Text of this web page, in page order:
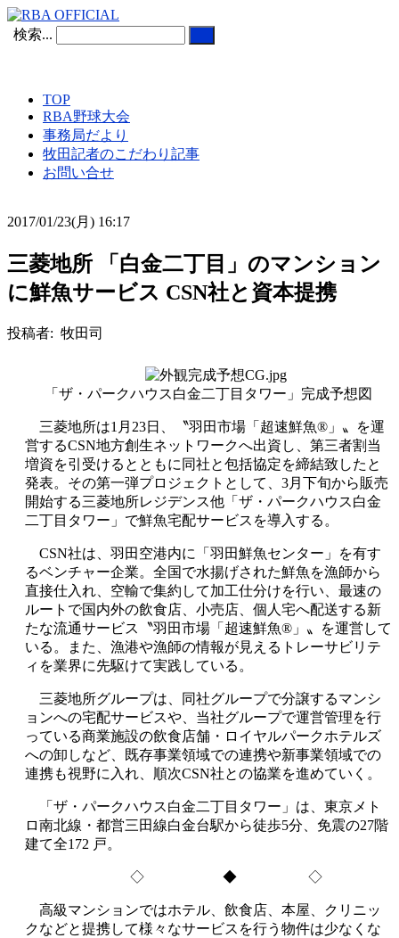
検索...
TOP
RBA野球大会
事務局だより
牧田記者のこだわり記事
お問い合せ
2017/01/23(月) 16:17
三菱地所 「白金二丁目」のマンション
に鮮魚サービス CSN社と資本提携
投稿者: 牧田司
「ザ・パークハウス白金二丁目タワー」完成予想図
三菱地所は1月23日、〝羽田市場「超速鮮魚®」〟を運
営するCSN地方創生ネットワークへ出資し、第三者割当
増資を引受けるとともに同社と包括協定を締結致したと
発表。その第一弾プロジェクトとして、3月下旬から販売
開始する三菱地所レジデンス他「ザ・パークハウス白金
二丁目タワー」で鮮魚宅配サービスを導入する。
CSN社は、羽田空港内に「羽田鮮魚センター」を有す
るベンチャー企業。全国で水揚げされた鮮魚を漁師から
直接仕入れ、空輸で集約して加工仕分けを行い、最速の
ルートで国内外の飲食店、小売店、個人宅へ配送する新
たな流通サービス〝羽田市場「超速鮮魚®」〟を運営して
いる。また、漁港や漁師の情報が見えるトレーサビリテ
ィを業界に先駆けて実践している。
三菱地所グループは、同社グループで分譲するマンシ
ョンへの宅配サービスや、当社グループで運営管理を行
っている商業施設の飲食店舗・ロイヤルパークホテルズ
への卸しなど、既存事業領域での連携や新事業領域での
連携も視野に入れ、順次CSN社との協業を進めていく。
「ザ・パークハウス白金二丁目タワー」は、東京メト
ロ南北線・都営三田線白金台駅から徒歩5分、免震の27階
建て全172 戸。
◇ ◆ ◇
高級マンションではホテル、飲食店、本屋、クリニッ
クなどと提携して様々なサービスを行う物件は少なくな